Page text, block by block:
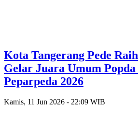
Kota Tangerang Pede
Gelar Juara Umum Popda
Peparpeda 2026
Kamis, 11 Jun 2026 - 22:09 WIB